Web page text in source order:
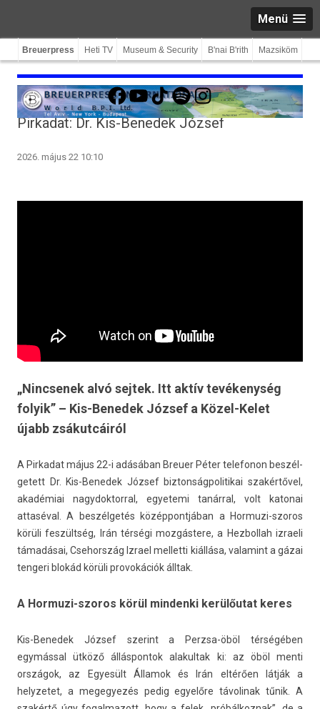
Menü
Breuerpress Heti TV Museum & Security B'nai B'rith Mazsiköm
Facebook
YouTube
TikTokSpotifyInstagram
Pirkadat: Dr. Kis-Benedek József
2026. május 22 10:10
„Nincsenek alvó sejtek. Itt aktív tevékenység
folyik” – Kis-Benedek József a Közel-Kelet
újabb zsákutcáiról
A Pir­kadat május 22-i adásában Breu­er Péter telefonon be­szél­
getett Dr. Kis-Benedek József bi­zton­ságpolitikai szakértővel,
akadémiai nagydok­torr­al, egyetemi tanárral, volt katonai
attaséval. A beszélgetés közép­pontjában a Hormuzi-szoros
körüli feszültség, Irán térségi mozgástere, a Hez­bollah iz­raeli
támadásai, Csehország Iz­rael mel­letti kiállása, valamint a gázai
ten­geri blokád körüli pro­vokációk álltak.
A Hormuzi-szoros körül mindenki kerülőutat keres
Kis-Benedek József szerint a Perzsa-öböl térségében
egymással ütköző állás­pontok al­akul­tak ki: az öböl menti
országok, az Egyesült Államok és Irán eltérően látják a
helyzetet, a megegyezés pedig egyelőre távolinak tűnik. A